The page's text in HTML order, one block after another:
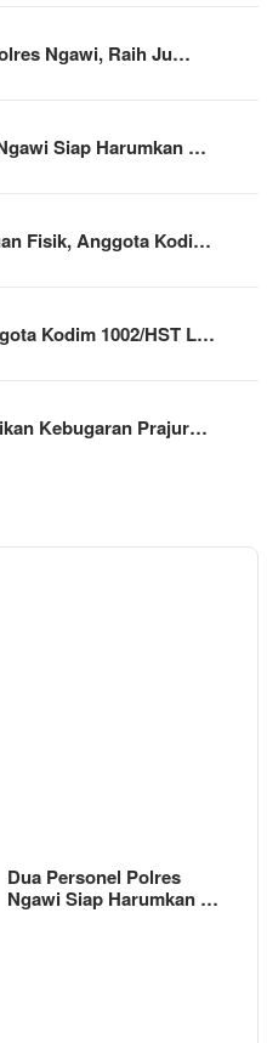
Ngawi, Raih Ju…
Siap Harumkan …
Fisik, Anggota Kodi…
Kodim 1002/HST L…
Kebugaran Prajur…
Dua Personel Polres
Ngawi Siap Harumkan …